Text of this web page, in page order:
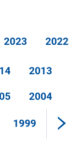
2023 2022
2013
2004
1999